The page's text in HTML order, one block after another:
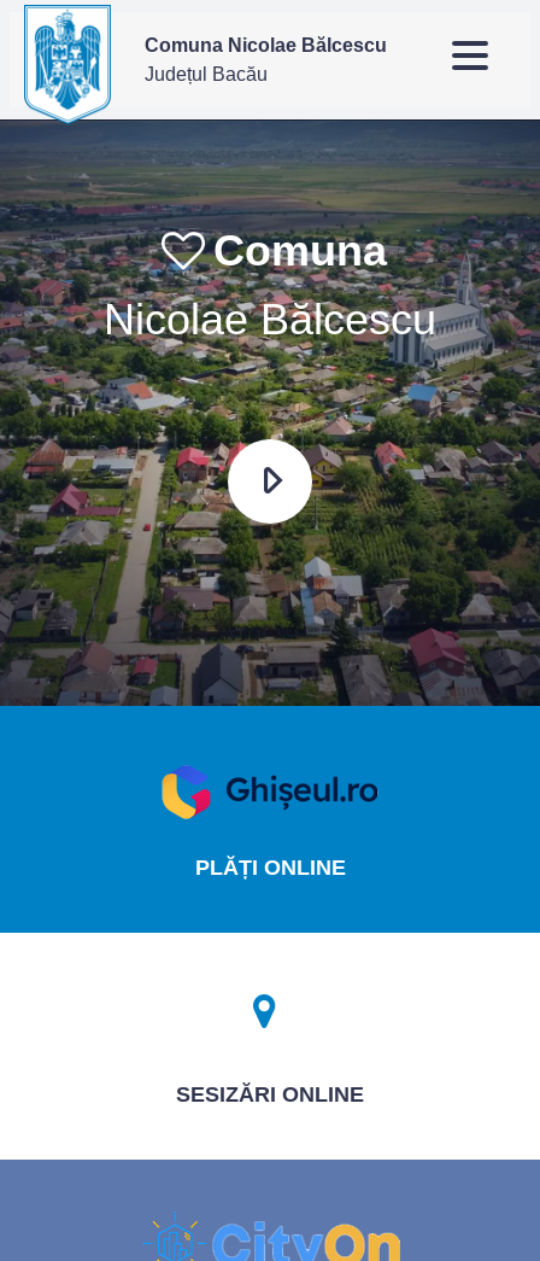
Comuna Nicolae Bălcescu
Județul Bacău
Comuna
Nicolae Bălcescu
PLĂȚI ONLINE
SESIZĂRI ONLINE